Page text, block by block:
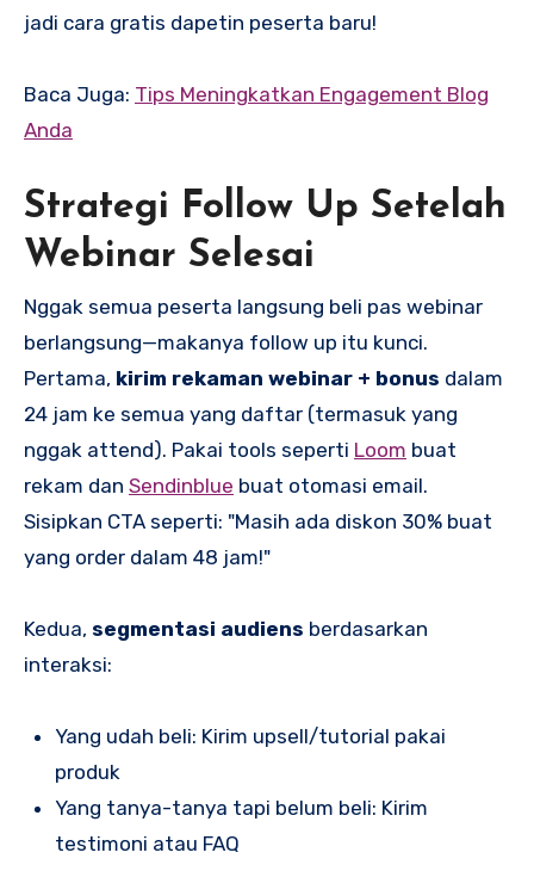
jadi cara gratis dapetin peserta baru!
Baca Juga: Tips Meningkatkan Engagement Blog
Anda
Strategi Follow Up Setelah
Webinar Selesai
Nggak semua peserta langsung beli pas webinar
berlangsung—makanya follow up itu kunci.
Pertama, kirim rekaman webinar + bonus dalam
24 jam ke semua yang daftar (termasuk yang
nggak attend). Pakai tools seperti Loom buat
rekam dan Sendinblue buat otomasi email.
Sisipkan CTA seperti: "Masih ada diskon 30% buat
yang order dalam 48 jam!"
Kedua, segmentasi audiens berdasarkan
interaksi:
Yang udah beli: Kirim upsell/tutorial pakai
produk
Yang tanya-tanya tapi belum beli: Kirim
testimoni atau FAQ